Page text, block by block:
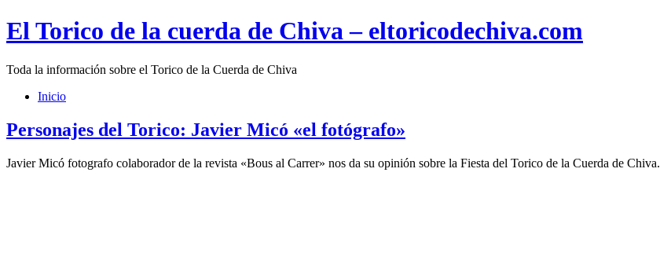
El Torico de la cuerda de Chiva – eltoricodechiva.com
Toda la información sobre el Torico de la Cuerda de Chiva
Inicio
Personajes del Torico: Javier Micó «el fotógrafo»
Javier Micó fotografo colaborador de la revista «Bous al Carrer» nos da su opinión sobre la Fiesta del Torico de la Cuerda de Chiva.